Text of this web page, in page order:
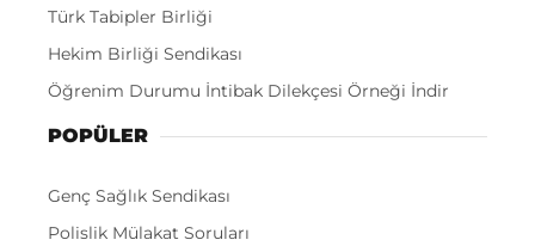
Türk Tabipler Birliği
Hekim Birliği Sendikası
Öğrenim Durumu İntibak Dilekçesi Örneği İndir
POPÜLER
Genç Sağlık Sendikası
Polislik Mülakat Soruları